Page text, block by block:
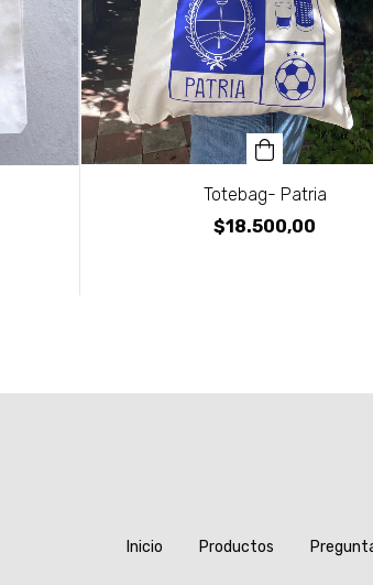
Totebag- Patria
$18.500,00
Inicio Productos